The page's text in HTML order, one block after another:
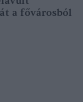
a fővárosból